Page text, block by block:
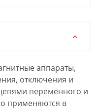
аппараты,
отключения и
переменного и
применяются в